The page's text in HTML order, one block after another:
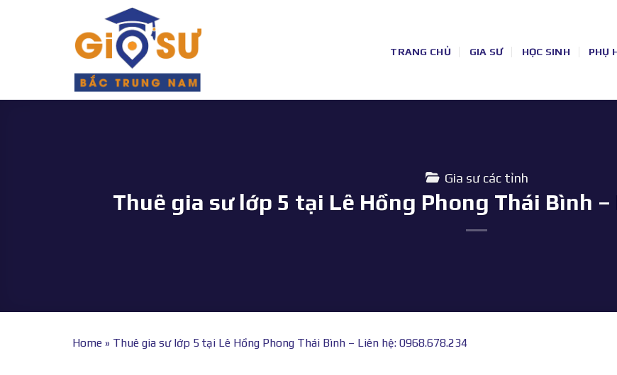
TRANG CHỦ GIA SƯ HỌC SINH PHỤ
Gia sư các tỉnh
Thuê gia sư lớp 5 tại Lê Hồng Phong Thái Bình –
Home » Thuê gia sư lớp 5 tại Lê Hồng Phong Thái Bình – Liên hệ: 0968.678.234